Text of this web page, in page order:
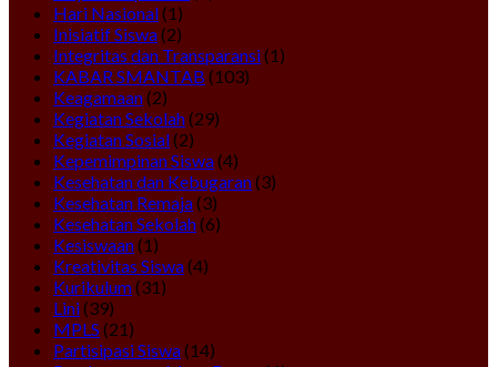
Hari Nasional(1)
Inisiatif Siswa(2)
Integritas dan Transparansi(1)
KABAR SMANTAB (103)
Keagamaan(2)
Kegiatan Sekolah(29)
Kegiatan Sosial(2)
Kepemimpinan Siswa(4)
Kesehatan dan Kebugaran(3)
Kesehatan Remaja(3)
Kesehatan Sekolah(6)
Kesiswaan(1)
Kreativitas Siswa(4)
Kurikulum(31)
Lini(39)
MPLS (21)
Partisipasi Siswa(14)